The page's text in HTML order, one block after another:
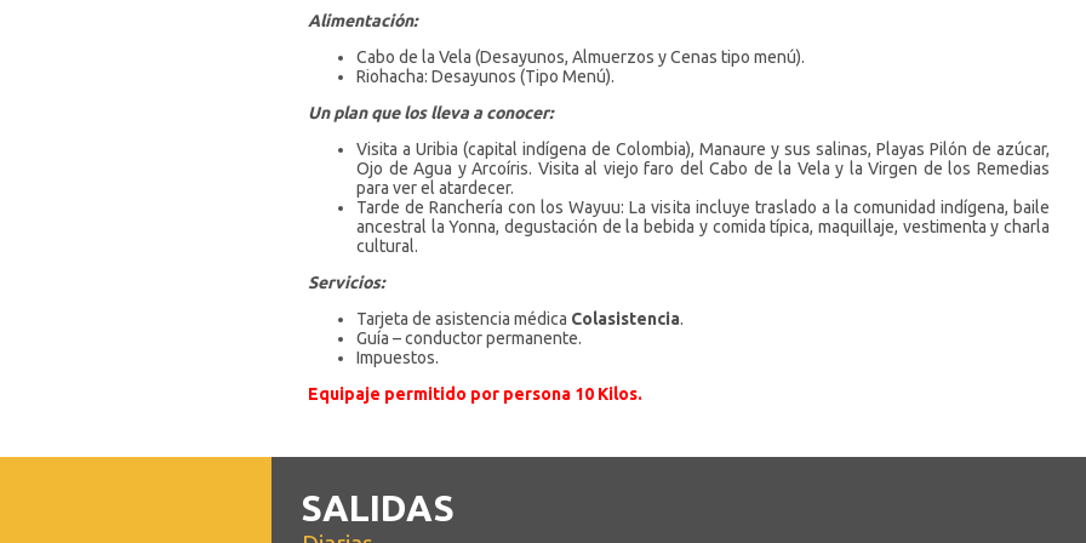
Alimentación:
Cabo de la Vela (Desayunos, Almuerzos y Cenas tipo menú).
Riohacha: Desayunos (Tipo Menú).
Un plan que los lleva a conocer:
Visita a Uribia (capital indígena de Colombia), Manaure y sus salinas, Playas Pilón de azúcar,
Ojo de Agua y Arcoíris. Visita al viejo faro del Cabo de la Vela y la Virgen de los Remedias
para ver el atardecer.
Tarde de Ranchería con los Wayuu: La visita incluye traslado a la comunidad indígena, baile
ancestral la Yonna, degustación de la bebida y comida típica, maquillaje, vestimenta y charla
cultural.
Servicios:
Tarjeta de asistencia médica Colasistencia.
Guía – conductor permanente.
Impuestos.
Equipaje permitido por persona 10 Kilos.
SALIDAS